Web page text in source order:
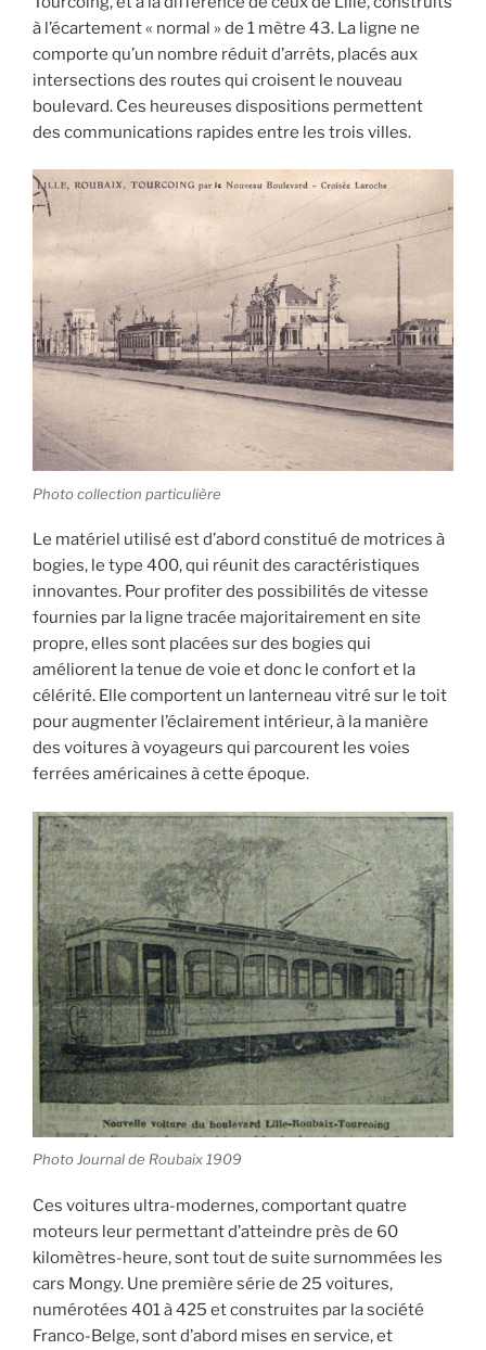
à l’écartement « normal » de 1 mètre 43. La ligne ne
comporte qu’un nombre réduit d’arrêts, placés aux
intersections des routes qui croisent le nouveau
boulevard. Ces heureuses dispositions permettent
des communications rapides entre les trois villes.
Photo collection particulière
Le matériel utilisé est d’abord constitué de motrices à
bogies, le type 400, qui réunit des caractéristiques
innovantes. Pour profiter des possibilités de vitesse
fournies par la ligne tracée majoritairement en site
propre, elles sont placées sur des bogies qui
améliorent la tenue de voie et donc le confort et la
célérité. Elle comportent un lanterneau vitré sur le toit
pour augmenter l’éclairement intérieur, à la manière
des voitures à voyageurs qui parcourent les voies
ferrées américaines à cette époque.
Photo Journal de Roubaix 1909
Ces voitures ultra-modernes, comportant quatre
moteurs leur permettant d’atteindre près de 60
kilomètres-heure, sont tout de suite surnommées les
cars Mongy. Une première série de 25 voitures,
numérotées 401 à 425 et construites par la société
Franco-Belge, sont d’abord mises en service, et